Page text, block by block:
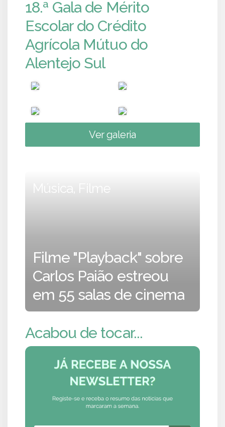
18.ª Gala de Mérito
Escolar do Crédito
Agrícola Mútuo do
Alentejo Sul
Ver galeria
Música, Filme
Filme "Playback" sobre
Carlos Paião estreou
em 55 salas de cinema
Acabou de tocar...